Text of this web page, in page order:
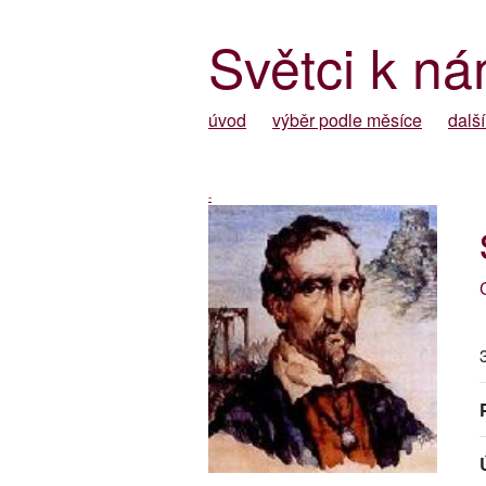
Světci k
úvod výběr podle měsíce
-